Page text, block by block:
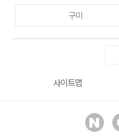
구미
사이트맵